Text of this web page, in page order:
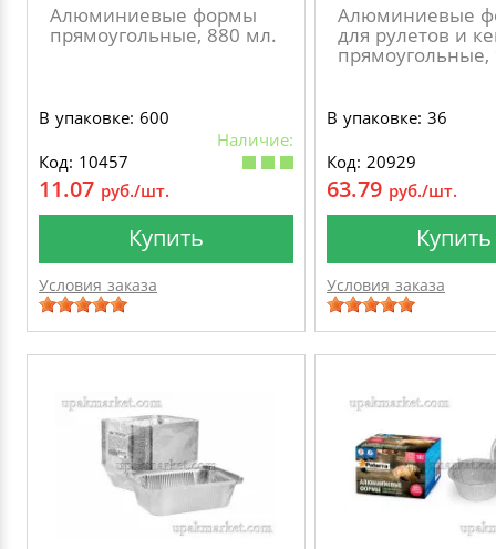
Алюминиевые формы
прямоугольные, 880 мл.
В упаковке: 600
Наличие:
Код: 10457
11.07 руб./шт.
Купить
Условия заказа
Алюминиевые
для рулетов и
В упаковке: 36
Код: 20929
63.79 руб./шт.
Купить
Условия заказа